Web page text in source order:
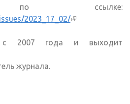
по ссылке:
2023_17_02/(внешняя
с 2007 года и выходит
журнала.